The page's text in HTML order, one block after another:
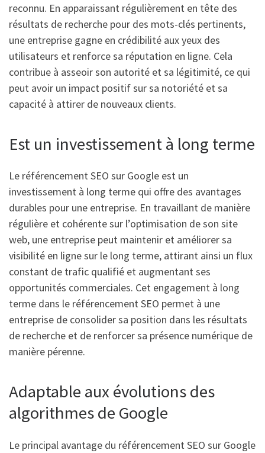
reconnu. En apparaissant régulièrement en tête des
résultats de recherche pour des mots-clés pertinents,
une entreprise gagne en crédibilité aux yeux des
utilisateurs et renforce sa réputation en ligne. Cela
contribue à asseoir son autorité et sa légitimité, ce qui
peut avoir un impact positif sur sa notoriété et sa
capacité à attirer de nouveaux clients.
Est un investissement à long terme
Le référencement SEO sur Google est un
investissement à long terme qui offre des avantages
durables pour une entreprise. En travaillant de manière
régulière et cohérente sur l’optimisation de son site
web, une entreprise peut maintenir et améliorer sa
visibilité en ligne sur le long terme, attirant ainsi un flux
constant de trafic qualifié et augmentant ses
opportunités commerciales. Cet engagement à long
terme dans le référencement SEO permet à une
entreprise de consolider sa position dans les résultats
de recherche et de renforcer sa présence numérique de
manière pérenne.
Adaptable aux évolutions des
algorithmes de Google
Le principal avantage du référencement SEO sur Google